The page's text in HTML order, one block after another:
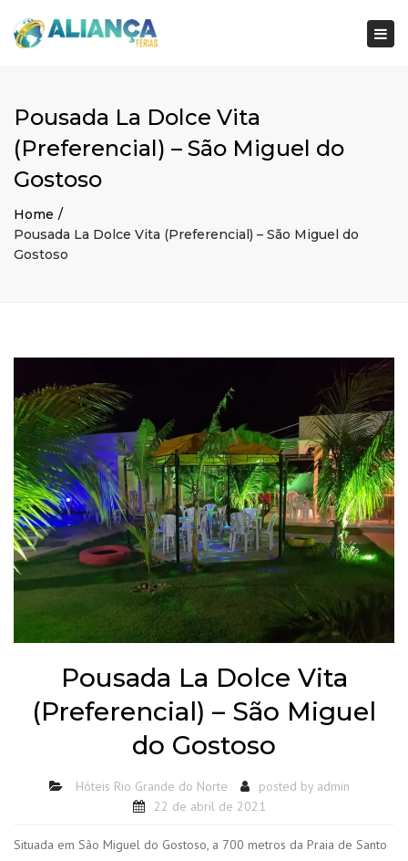
Pousada La Dolce Vita
(Preferencial) – São Miguel do
Gostoso
Home
Pousada La Dolce Vita (Preferencial) – São Miguel do
Gostoso
Pousada La Dolce Vita
(Preferencial) – São Miguel
do Gostoso
Hóteis Rio Grande do Norte posted by admin
22 de abril de 2021
Situada em São Miguel do Gostoso, a 700 metros da Praia de Santo